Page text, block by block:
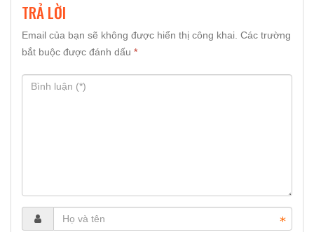
TRẢ LỜI
Email của bạn sẽ không được hiển thị công khai. Các trường
bắt buộc được đánh dấu *